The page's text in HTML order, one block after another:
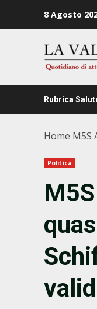
8 Agosto
Rubrica
Home M5S
Politica